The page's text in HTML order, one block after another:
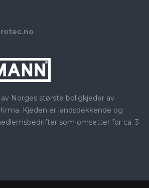
Norges største boligkjeder av
Kjeden er landsdekkende og
som omsetter for ca. 3